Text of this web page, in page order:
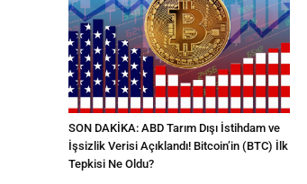
SON DAKİKA: ABD Tarım Dışı İstihdam ve
İşsizlik Verisi Açıklandı! Bitcoin’in (BTC) İlk
Tepkisi Ne Oldu?